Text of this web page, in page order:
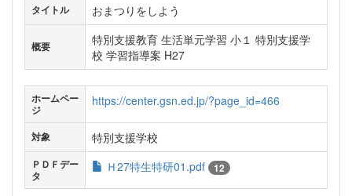
タイトル おまつりをしよう
概要
特別支援教育 生活単元学習 小１ 特別支援学
校 学習指導案 H27
ホームペー
ジ
https://center.gsn.ed.jp/?page_id=466
対象 特別支援学校
ＰＤＦデー
タ
Ｈ27特生特研01.pdf 12